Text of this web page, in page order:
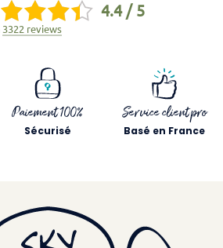
Paiement 100%
Sécurisé
Service client pro
Basé en France
4.4 / 5
3322 reviews